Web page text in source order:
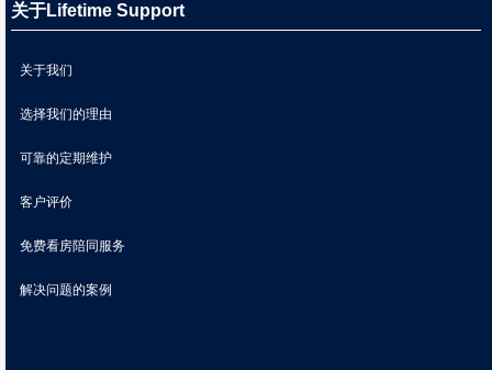
关于Lifetime Support
关于我们
选择我们的理由
可靠的定期维护
客户评价
免费看房陪同服务
解决问题的案例